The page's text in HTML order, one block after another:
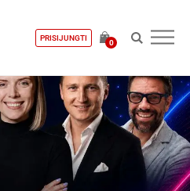
PRISIJUNGTI
0